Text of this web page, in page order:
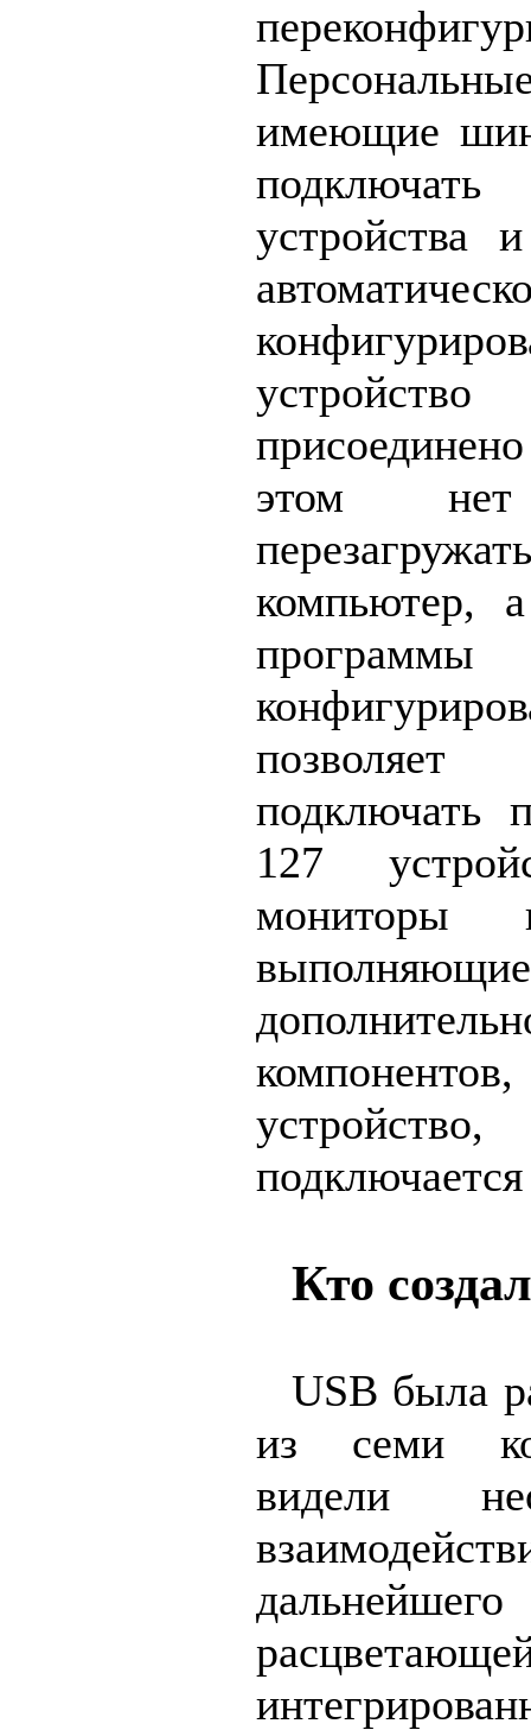
имеющие
устройства
этом нет
компьютер,
подключать
127
мониторы
Кто
USB была
из семи
видели